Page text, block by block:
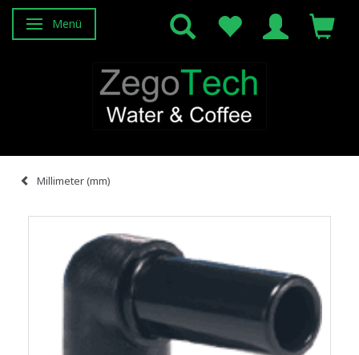
Anzeige ändern
Menü
Millimeter (mm)